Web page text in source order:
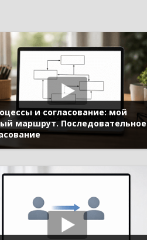
и согласование: мой
маршрут. Последовательное